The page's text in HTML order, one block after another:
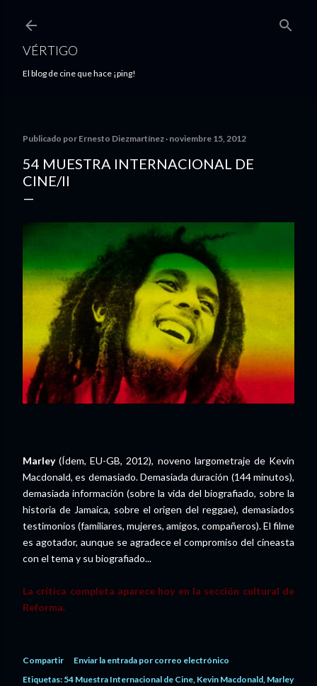
VÉRTIGO
El blog de cine que hace ¡ping!
Publicado por Ernesto Diezmartínez noviembre 15, 2012
54 MUESTRA INTERNACIONAL DE
CINE/II
Marley(Ídem, EU-GB, 2012), noveno largometraje de Kevin
Macdonald, es demasiado. Demasiada duración (144 minutos),
demasiada información (sobre la vida del biografiado, sobre la
historia de Jamaica, sobre el origen del reggae), demasiados
testimonios (familiares, mujeres, amigos, compañeros). El filme
es agotador, aunque se agradece el compromiso del cineasta
con el tema y su biografiado...
La crítica completa aparece hoy en la sección cultural de
Reforma.
Compartir
Enviar la entrada por correo electrónico
Etiquetas: 54 Muestra Internacional de Cine Kevin Macdonald Marley